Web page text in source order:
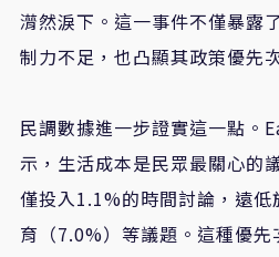
潸然淚下。這一事件不僅暴露
制力不足，也凸顯其政策優先
民調數據進一步證實這一點
示，生活成本是民眾最關心的
僅投入1.1%的時間討論，遠
育（7.0%）等議題。這種優